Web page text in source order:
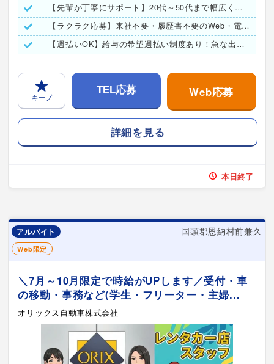
【先輩が丁寧にサポート】20代～50代まで幅広く活躍中です！
【ラクラク応募】来社不要・履歴書不要のWeb・電話面接実施！
【週払いOK】給与の希望週払い制度あり！急な出費も安心★
キープ
TEL応募 Web応募
詳細を見る
本日終了
アルバイト 国頭郡恩納村前兼久
Web限定
＼7月～10月限定で時給がUPします／受付・車
の移動・事務など(学生・フリーター・主婦...
オリックス自動車株式会社